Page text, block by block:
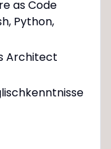
as Code
Python,
Architect